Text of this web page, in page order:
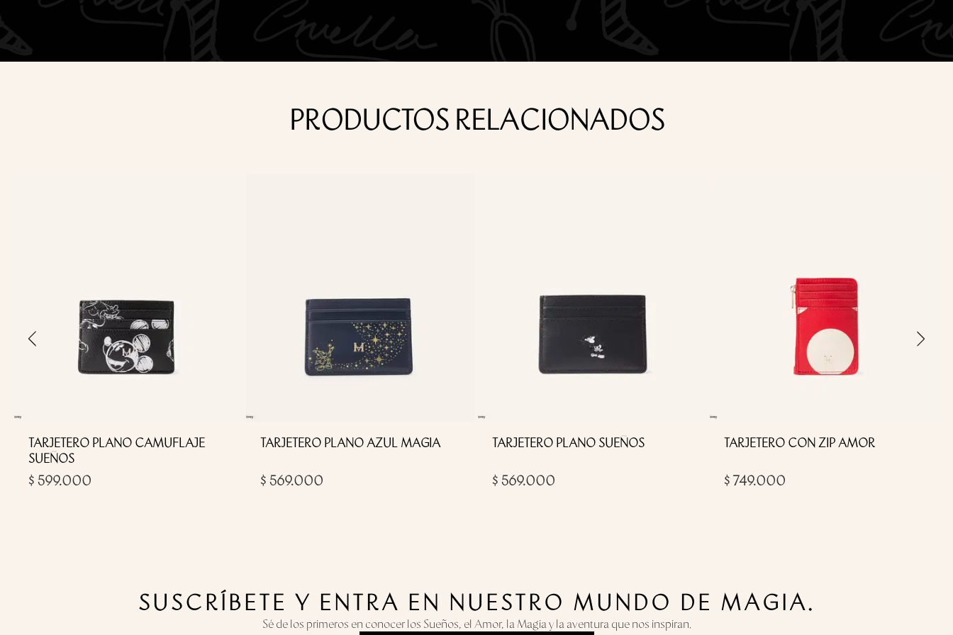
Almacenar siempre en lugares ventilados y guardar en el empaque original para conservar su forma.
Peso:420 Gramos
PRODUCTOS RELACIONADOS
‹ ›
TARJETERO PLANO CAMUFLAJE
SUEÑOS
$ 599.000
TARJETERO PLANO AZUL MAGIA
$ 569.000
TARJETERO PLANO SUEÑOS
$ 569.000
TARJETERO CON ZIP AMOR
$ 749.000
SUSCRÍBETE Y ENTRA EN NUESTRO MUNDO DE MAGIA.
Sé de los primeros en conocer los Sueños, el Amor, la Magia y la aventura que nos inspiran.